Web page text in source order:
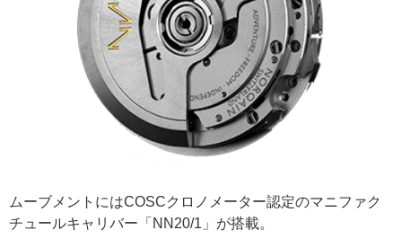
ムーブメントにはCOSCクロノメーター認定のマニファク
チュールキャリバー「NN20/1」が搭載。